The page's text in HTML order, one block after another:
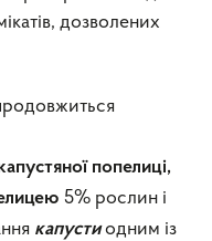
дозволених
попелиці,
5% рослин і
капустиодним із